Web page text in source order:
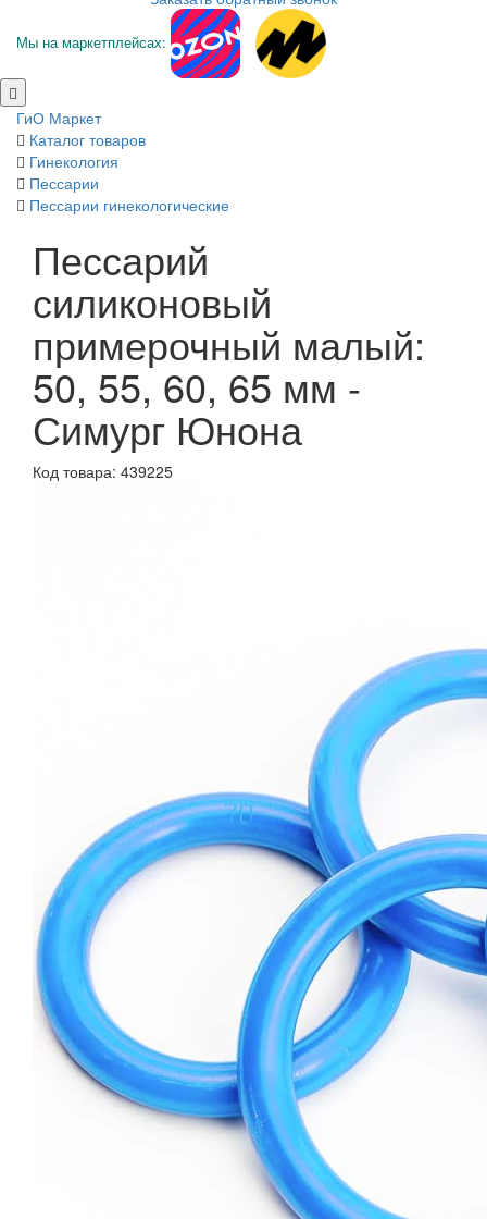
Мы на маркетплейсах:
ГиО Маркет
Каталог товаров
Гинекология
Пессарии
Пессарии гинекологические
Пессарий
силиконовый
примерочный малый:
50, 55, 60, 65 мм -
Симург Юнона
Код товара: 439225